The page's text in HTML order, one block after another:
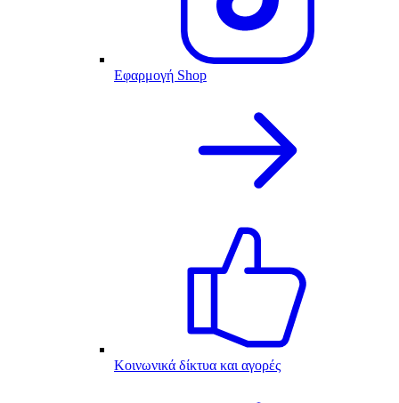
Εφαρμογή Shop
Κοινωνικά δίκτυα και αγορές